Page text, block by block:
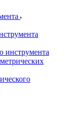
инструмента